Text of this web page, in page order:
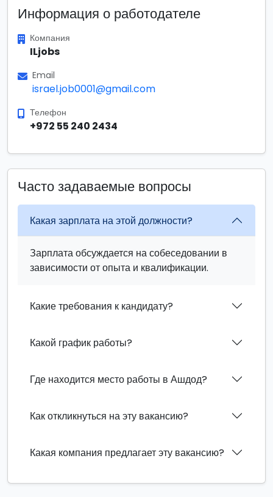
Информация о работодателе
Компания
ILjobs
Email
israel.job0001@gmail.com
Телефон
+972 55 240 2434
Часто задаваемые вопросы
Какая зарплата на этой должности?
Зарплата обсуждается на собеседовании в
зависимости от опыта и квалификации.
Какие требования к кандидату?
Какой график работы?
Где находится место работы в Ашдод?
Как откликнуться на эту вакансию?
Какая компания предлагает эту вакансию?